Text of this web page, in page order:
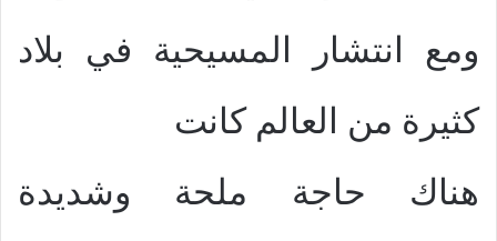
ومع انتشار المسيحية في بلاد
كثيرة من العالم كانت
هناك حاجة ملحة وشديدة